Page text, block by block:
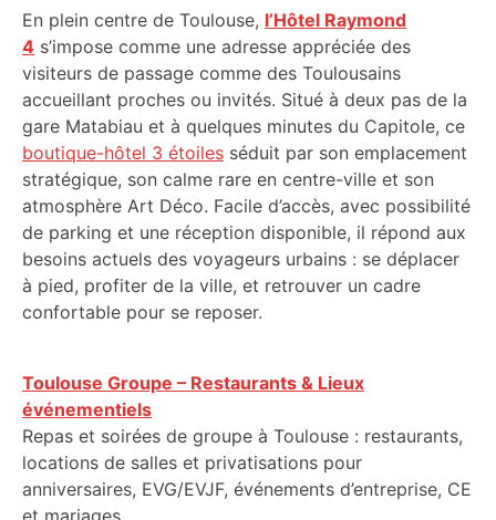
En plein centre de Toulouse, l’Hôtel Raymond
4 s’impose comme une adresse appréciée des
visiteurs de passage comme des Toulousains
accueillant proches ou invités. Situé à deux pas de la
gare Matabiau et à quelques minutes du Capitole, ce
boutique-hôtel 3 étoiles séduit par son emplacement
stratégique, son calme rare en centre-ville et son
atmosphère Art Déco. Facile d’accès, avec possibilité
de parking et une réception disponible, il répond aux
besoins actuels des voyageurs urbains : se déplacer
à pied, profiter de la ville, et retrouver un cadre
confortable pour se reposer.
Toulouse Groupe – Restaurants & Lieux
événementiels
Repas et soirées de groupe à Toulouse : restaurants,
locations de salles et privatisations pour
anniversaires, EVG/EVJF, événements d’entreprise, CE
et mariages.